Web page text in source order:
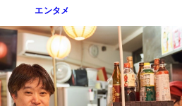
エンタメ